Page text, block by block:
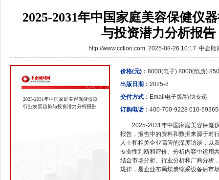
2025-2031年中国家庭美容保健仪
与投资潜力分析报告
http://www.cction.com 2025-08-26 10:17 中企顾
2025-2031年中国家庭美容保健仪器
行业发展趋势与投资潜力分析报告
价格(元)： 8000(电子) 8000(纸质)
出版日期： 2025-8
交付方式： Email电子版/特快专递
订购电话： 400-700-9228 010-
2025-2031年中国家庭美容保健
报告，报告中的资料和数据来源于对
人士和相关企业高管的深度访谈，以
专业性判断和评价。分析内容中运用
结合市场分析、行业分析和厂商分析
规律，是企业布局煤炭综采设备后市